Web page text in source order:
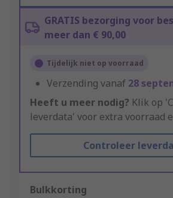
GRATIS bezorging voor
meer dan € 90,00
Tijdelijk niet op voorraad
Verzending vanaf 28
Heeft u meer nodig? Klik op
leverdata' voor extra voorraad
Controleer
Bulkkorting